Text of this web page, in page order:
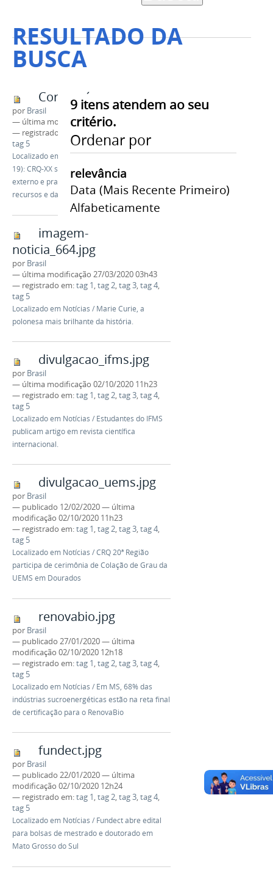
RESULTADO DA
BUSCA
9itens atendem ao seu
critério.
Ordenar por
relevância
Data (mais Recente Primeiro)
Alfabeticamente
Coronavírus
por Brasil
— última modificação01/10/2020 16h30
— registrado em:tag 1,
tag 5
Localizado em Notícias/Coronavírus (COVID-
19): CRQ-XX suspende atendimento presencial
externo e prazos para interposição de
recursos e das intimações até 31/03/2020
imagem-
noticia_664.jpg
por Brasil
— última modificação 27/03/2020 03h43
— registrado em:tag 1 tag 2 tag 3 tag 4,
tag 5
Localizado em Notícias / Marie Curie, a
polonesa mais brilhante da história.
divulgacao_ifms.jpg
por Brasil
— última modificação 02/10/2020 11h23
— registrado em:tag 1,tag 2,tag 3,tag 4,
tag 5
Localizado em Notícias / Estudantes do IFMS
publicam artigo em revista científica
internacional.
divulgacao_uems.jpg
por Brasil
— publicado 12/02/2020— última
modificação 02/10/2020 11h23
— registrado em:tag 1,tag 2,tag 3,tag 4,
tag 5
Localizado em Notícias /CRQ 20ª Região
participa de cerimônia de Colação de Grau da
UEMS em Dourados
renovabio.jpg
por Brasil
— publicado 27/01/2020— última
modificação 02/10/2020 12h18
— registrado em:tag 1,tag 2,tag 3,tag 4,
tag 5
Localizado em Notícias / Em MS, 68% das
indústrias sucroenergéticas estão na reta final
de certificação para o RenovaBio
fundect.jpg
por Brasil
— publicado 22/01/2020— última
modificação 02/10/2020 12h24
— registrado em:tag 1,tag 2,tag 3,tag 4,
tag 5
Localizado em Notícias / Fundect abre edital
para bolsas de mestrado e doutorado em
Mato Grosso do Sul